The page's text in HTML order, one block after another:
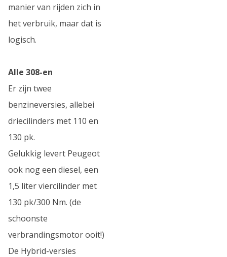
manier van rijden zich in
het verbruik, maar dat is
logisch.
Alle 308-en
Er zijn twee
benzineversies, allebei
driecilinders met 110 en
130 pk.
Gelukkig levert Peugeot
ook nog een diesel, een
1,5 liter viercilinder met
130 pk/300 Nm. (de
schoonste
verbrandingsmotor ooit!)
De Hybrid-versies